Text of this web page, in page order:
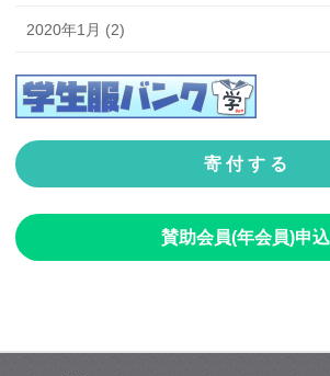
2020年1月 (2)
寄 付 す る
賛助会員(年会員)申込